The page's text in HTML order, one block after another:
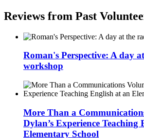
Reviews from Past
Roman's Perspective: A day
workshop
More Than a
Dylan’s Experience Teaching
Elementary School